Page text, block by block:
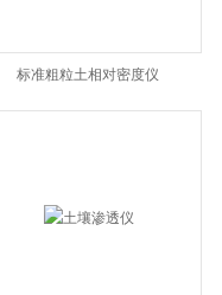
标准粗粒土相对密度仪